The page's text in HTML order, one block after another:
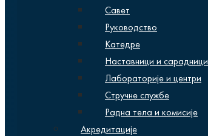
Савет
Руководство
Катедре
Наставници и сарадници
Лабораторије и центри
Стручне службе
Радна тела и комисије
Акредитације